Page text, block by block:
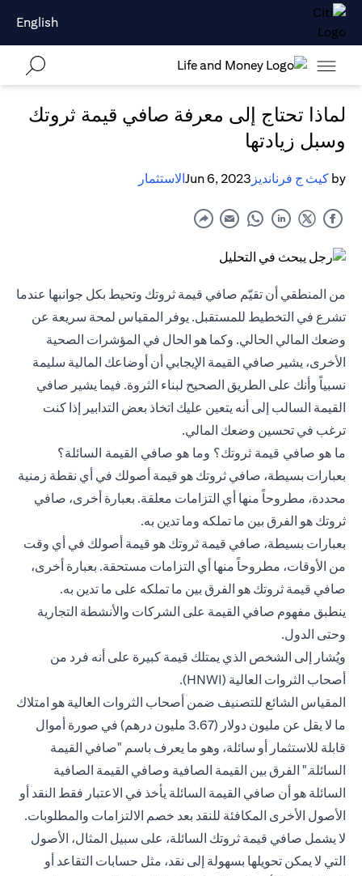
English
لماذا تحتاج إلى معرفة صافي قيمة ثروتك
وسبل زيادتها
by كيث ج فرنانديز Jun 6, 2023الاستثمار
من المنطقي أن تقيّم صافي قيمة ثروتك وتحيط بكل جوانبها عندما
تشرع في التخطيط للمستقبل. يوفر المقياس لمحة سريعة عن
وضعك المالي الحالي. وكما هو الحال في المؤشرات الصحية
الأخرى، يشير صافي القيمة الإيجابي أن أوضاعك المالية سليمة
نسبياً وأنك على الطريق الصحيح لبناء الثروة. فيما يشير صافي
القيمة السالب إلى أنه يتعين عليك اتخاذ بعض التدابير إذا كنت
ترغب في تحسين وضعك المالي.
ما هو صافي قيمة ثروتك؟ وما هو صافي القيمة السائلة؟
بعبارات بسيطة، صافي ثروتك هو قيمة أصولك في أي نقطة زمنية
محددة، مطروحاً منها أي التزامات معلقة. بعبارة أخرى، صافي
ثروتك هو الفرق بين ما تملكه وما تدين به.
بعبارات بسيطة، صافي قيمة ثروتك هو قيمة أصولك في أي وقت
من الأوقات، مطروحاً منها أي التزامات مستحقة. بعبارة أخرى،
صافي قيمة ثروتك هو الفرق بين ما تملكه على ما تدين به.
ينطبق مفهوم صافي القيمة على الشركات والأنشطة التجارية
وحتى الدول.
ويُشار إلى الشخص الذي يمتلك قيمة كبيرة على أنه فرد من
أصحاب الثروات العالية (HNWI).
المقياس الشائع للتصنيف ضمن أصحاب الثروات العالية هو امتلاك
ما لا يقل عن مليون دولار (3.67 مليون درهم) في صورة أموال
قابلة للاستثمار أو سائلة، وهو ما يعرف باسم "صافي القيمة
السائلة." الفرق بين القيمة الصافية وصافي القيمة الصافية
السائلة هو أن صافي القيمة السائلة يأخذ في الاعتبار فقط النقد أو
الأصول الأخرى المكافئة للنقد بعد خصم الالتزامات والمطلوبات.
لا يشمل صافي قيمة ثروتك السائلة، على سبيل المثال، الأصول
التي لا يمكن تحويلها بسهولة إلى نقد، مثل حسابات التقاعد أو